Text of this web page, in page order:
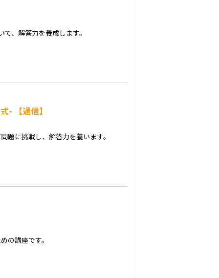
、解答力を養成します。
- 【通信】
題に挑戦し、解答力を養います。
の講座です。